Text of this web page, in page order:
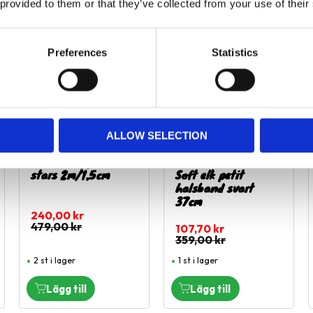
to them or that they’ve collected from your use of
Preferences Statistics
ALLOW SELECTION
till i favoriter
stars 2m/1,5cm
240,00 kr
479,00kr
Lägg till i favoriter
2 st i lager
Soft elk petit
halsband svart
37cm
107,70kr
359,00kr
Lägg
1 st i lager